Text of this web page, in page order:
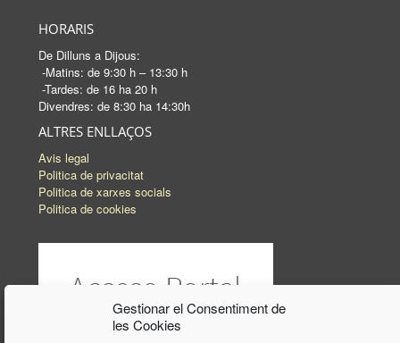
Gestionar el Consentiment de
les Cookies
HORARIS
De Dilluns a Dijous:
-Matins: de 9:30 h – 13:30 h
-Tardes: de 16 ha 20 h
Divendres: de 8:30 ha 14:30h
ALTRES ENLLAÇOS
Avis legal
Politica de privacitat
Politica de xarxes socials
Politica de cookies